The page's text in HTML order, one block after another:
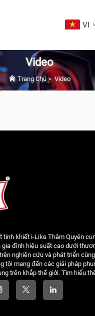
VI
Video
Trang Chủ> Video
tinh khiết i-Like Thâm Quyén
đình hiệu suất cao dưới
nghiên cứu và phát triển
tôi mang đến các giải pháp
trên khắp thế giới. Tìm hiểu